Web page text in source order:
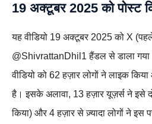
19 अक्टूबर 2025 को पोस्ट
यह वीडियो 19 अक्टूबर 2025 को X
@ShivrattanDhil1 हैंडल से डाला
वीडियो को 62 हज़ार लोगों ने लाइक
है। इसके अलावा, 13 हज़ार यूज़र्स ने इसे
किया) और 4 हज़ार से ज़्यादा लोगों ने इस